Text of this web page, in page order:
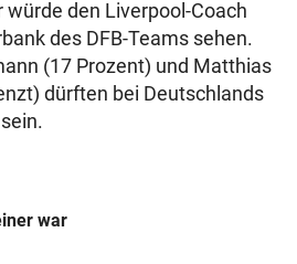
würde den Liverpool-Coach
des DFB-Teams sehen.
(17 Prozent) und Matthias
dürften bei Deutschlands
war